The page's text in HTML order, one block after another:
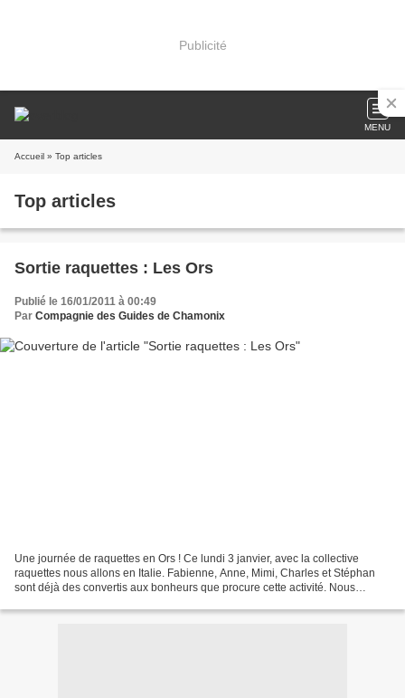
Publicité
MENU
Accueil » Top articles
Top articles
Sortie raquettes : Les Ors
Publié le 16/01/2011 à 00:49
Par Compagnie des Guides de Chamonix
Une journée de raquettes en Ors ! Ce lundi 3 janvier, avec la collective
raquettes nous allons en Italie. Fabienne, Anne, Mimi, Charles et Stéphan
sont déjà des convertis aux bonheurs que procure cette activité. Nous